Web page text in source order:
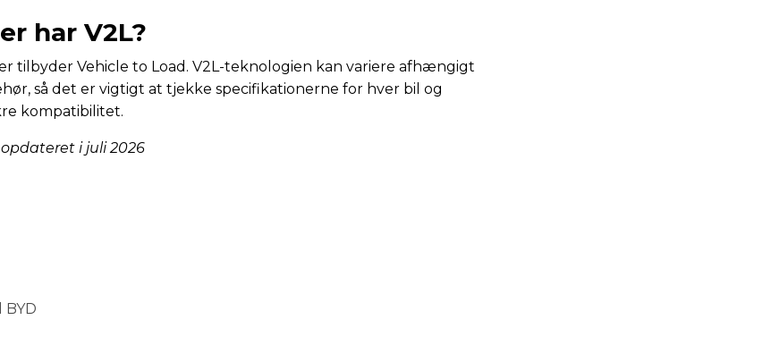
har V2L?
tilbyder Vehicle to Load. V2L-teknologien kan variere afhængigt
så det er vigtigt at tjekke specifikationerne for hver bil og
kompatibilitet.
i juli 2026